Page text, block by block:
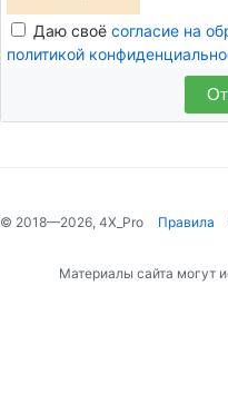
Даю своё согласие на
политикой
© 2018—2026, 4X_Pro Правила
Материалы сайта могут